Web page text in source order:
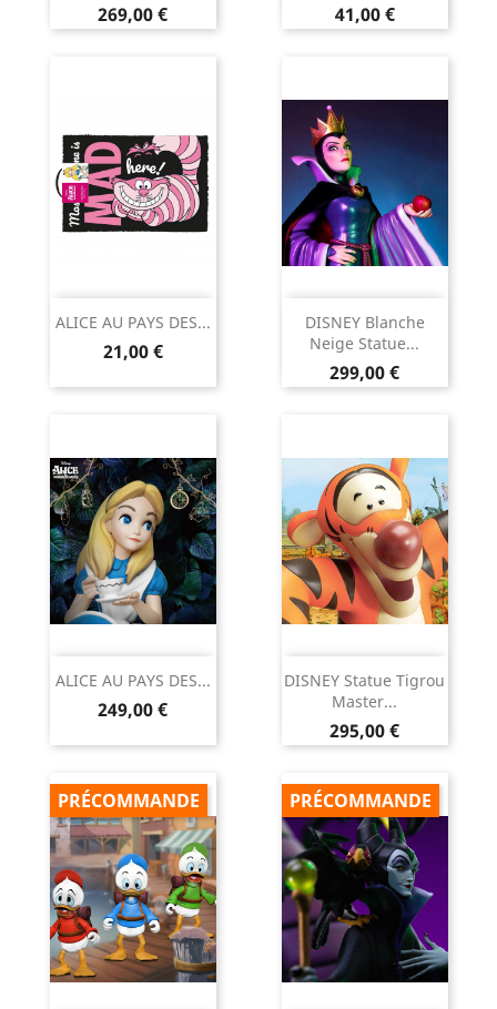
Prix
269,00 € Prix
41,00 €
ALICE AU PAYS DES...
Prix
21,00 €
DISNEY Blanche
Neige Statue...
Prix
299,00 €
ALICE AU PAYS DES...
Prix
249,00 €
DISNEY Statue Tigrou
Master...
Prix
295,00 €
PRÉCOMMANDE PRÉCOMMANDE